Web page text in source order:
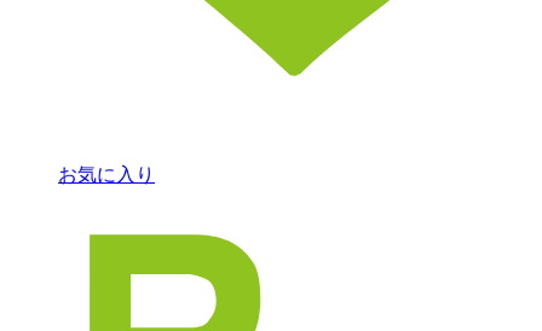
お気に入り